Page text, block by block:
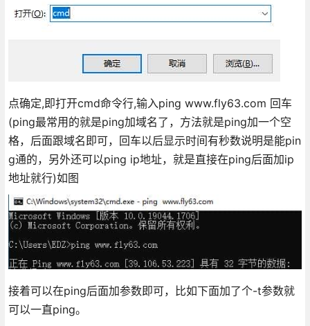
点确定,即打开cmd命令行,输入ping www.fly63.com 回车
(ping最常用的就是ping加域名了，方法就是ping加一个空
格，后面跟域名即可，回车以后显示时间有秒数说明是能pin
g通的，另外还可以ping ip地址，就是直接在ping后面加ip
地址就行)如图
接着可以在ping后面加参数即可，比如下面加了个-t参数就
可以一直ping。